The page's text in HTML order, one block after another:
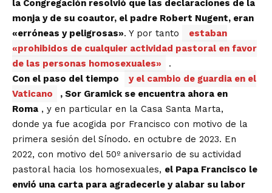
la Congregación resolvió que las declaraciones de la
monja y de su coautor, el padre Robert Nugent, eran
«erróneas y peligrosas». Y por tanto
estaban
«prohibidos de cualquier actividad pastoral en favor
de las personas homosexuales»
.
Con el paso del tiempo
y el cambio de guardia en el
Vaticano
, Sor Gramick se encuentra ahora en
Roma , y ​​en particular en la Casa Santa Marta,
donde ya fue acogida por Francisco con motivo de la
primera sesión del Sínodo. en octubre de 2023. En
2022, con motivo del 50º aniversario de su actividad
pastoral hacia los homosexuales, el Papa Francisco le
envió una carta para agradecerle y alabar su labor